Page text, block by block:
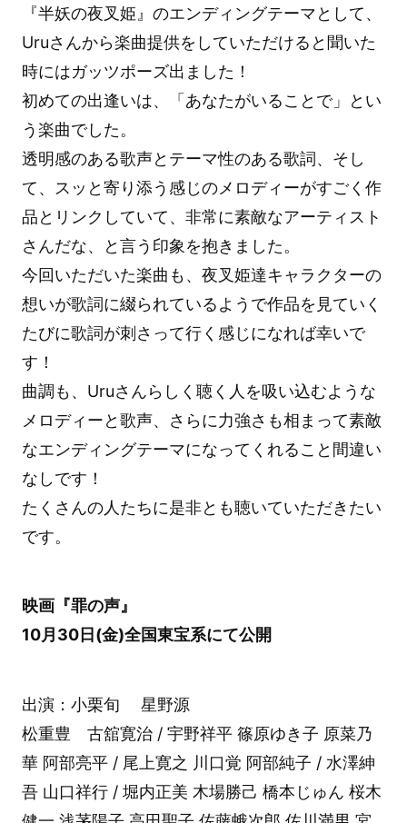
『半妖の夜叉姫』のエンディングテーマとして、
Uruさんから楽曲提供をしていただけると聞いた
時にはガッツポーズ出ました！
初めての出逢いは、「あなたがいることで」とい
う楽曲でした。
透明感のある歌声とテーマ性のある歌詞、そし
て、スッと寄り添う感じのメロディーがすごく作
品とリンクしていて、非常に素敵なアーティスト
さんだな、と言う印象を抱きました。
今回いただいた楽曲も、夜叉姫達キャラクターの
想いが歌詞に綴られているようで作品を見ていく
たびに歌詞が刺さって行く感じになれば幸いで
す！
曲調も、Uruさんらしく聴く人を吸い込むような
メロディーと歌声、さらに力強さも相まって素敵
なエンディングテーマになってくれること間違い
なしです！
たくさんの人たちに是非とも聴いていただきたい
です。
映画『罪の声』
10月30日(金)全国東宝系にて公開
出演：小栗旬 星野源
松重豊 古舘寛治 / 宇野祥平 篠原ゆき子 原菜乃
華 阿部亮平 / 尾上寛之 川口覚 阿部純子 / 水澤紳
吾 山口祥行 / 堀内正美 木場勝己 橋本じゅん 桜木